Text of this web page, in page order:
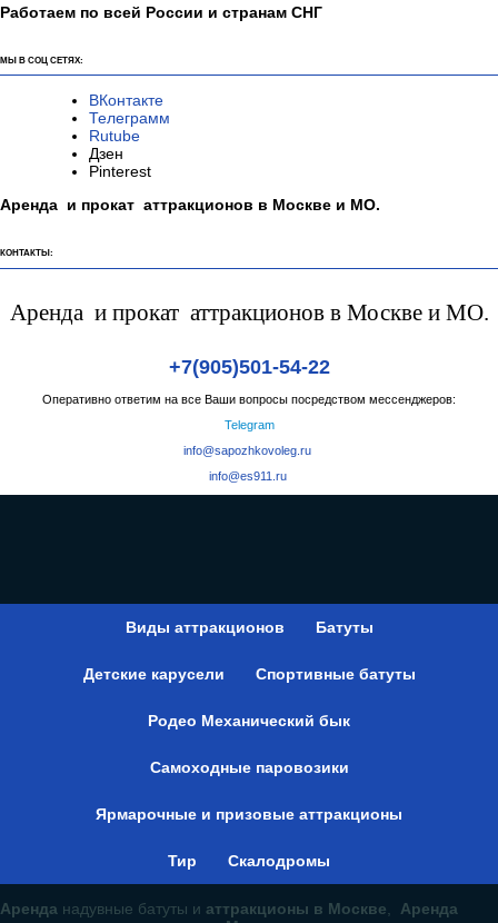
Работаем по всей России и странам СНГ
МЫ В СОЦ СЕТЯХ:
ВКонтакте
Телеграмм
Rutube
Дзен
Pinterest
Аренда и прокат аттракционов в Москве и МО.
КОНТАКТЫ:
Аренда и прокат аттракционов в Москве и МО.
+7(905)501-54-22
Оперативно ответим на все Ваши вопросы посредством мессенджеров:
Telegram
info@sapozhkovoleg.ru
info@es911.ru
Виды аттракционов Батуты
Детские карусели Спортивные батуты
Родео Механический бык
Самоходные паровозики
Ярмарочные и призовые аттракционы
Тир Скалодромы
Аренда надувные батуты и аттракционы в Москве, Аренда